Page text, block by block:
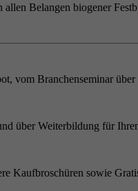
Belangen biogener
vom Branchenseminar
über Weiterbildung für
Kaufbroschüren sowie